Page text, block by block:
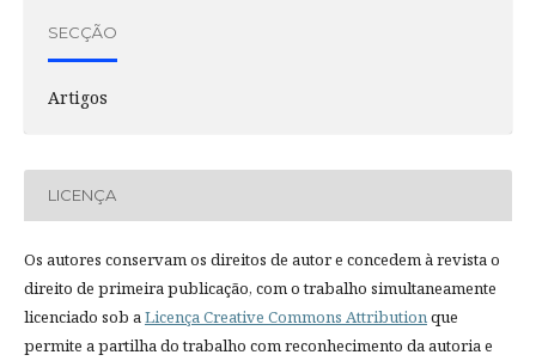
SECÇÃO
Artigos
LICENÇA
Os autores conservam os direitos de autor e concedem à revista o
direito de primeira publicação, com o trabalho simultaneamente
licenciado sob aLicença Creative Commons Attributionque
permite a partilha do trabalho com reconhecimento da autoria e